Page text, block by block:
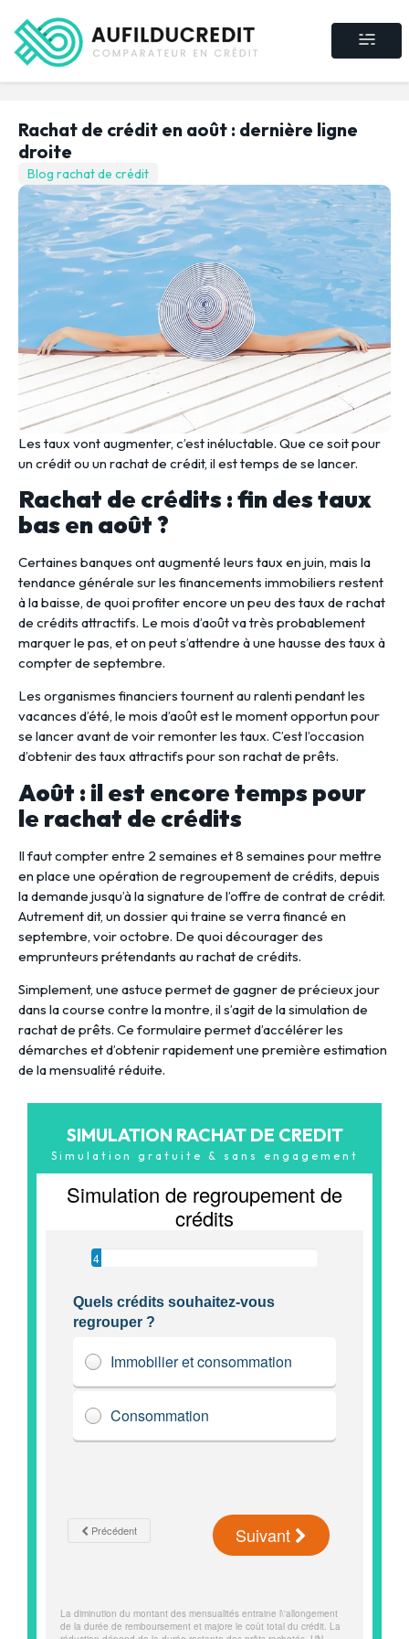
Rachat de crédit en août : dernière ligne
droite
Blog rachat de crédit
Les taux vont augmenter, c’est inéluctable. Que ce soit pour
un crédit ou un rachat de crédit, il est temps de se lancer.
Rachat de crédits : fin des taux
bas en août ?
Certaines banques ont augmenté leurs taux en juin, mais la
tendance générale sur les financements immobiliers restent
à la baisse, de quoi profiter encore un peu des taux de rachat
de crédits attractifs. Le mois d’août va très probablement
marquer le pas, et on peut s’attendre à une hausse des taux à
compter de septembre.
Les organismes financiers tournent au ralenti pendant les
vacances d’été, le mois d’août est le moment opportun pour
se lancer avant de voir remonter les taux. C’est l’occasion
d’obtenir des taux attractifs pour son rachat de prêts.
Août : il est encore temps pour
le rachat de crédits
Il faut compter entre 2 semaines et 8 semaines pour mettre
en place une opération de regroupement de crédits, depuis
la demande jusqu’à la signature de l’offre de contrat de crédit.
Autrement dit, un dossier qui traine se verra financé en
septembre, voir octobre. De quoi décourager des
emprunteurs prétendants au rachat de crédits.
Simplement, une astuce permet de gagner de précieux jour
dans la course contre la montre, il s’agit de la simulation de
rachat de prêts. Ce formulaire permet d’accélérer les
démarches et d’obtenir rapidement une première estimation
de la mensualité réduite.
SIMULATION RACHAT DE CREDIT
Simulation gratuite & sans engagement